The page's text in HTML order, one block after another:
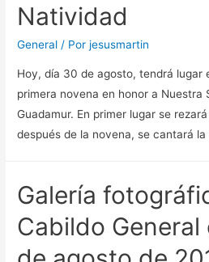
Natividad
General / Porjesusmartin
Hoy, día 30 de agosto, tendrá lugar
primera novena en honor a Nuestra
Guadamur. En primer lugar se
después de la novena, se cantará la
Galería
Cabildo General